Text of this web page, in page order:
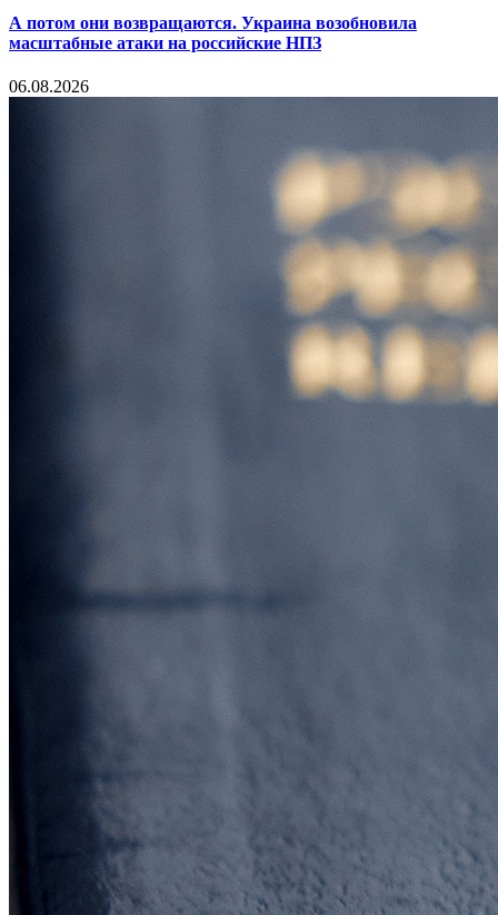
А потом они возвращаются. Украина возобновила
масштабные атаки на российские НПЗ
06.08.2026